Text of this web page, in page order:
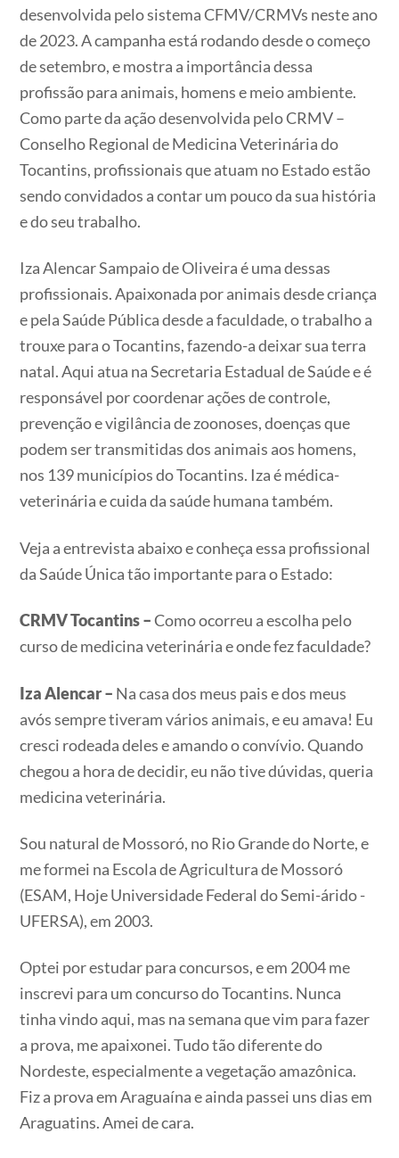
desenvolvida pelo sistema CFMV/CRMVs neste ano
de 2023. A campanha está rodando desde o começo
de setembro, e mostra a importância dessa
profissão para animais, homens e meio ambiente.
Como parte da ação desenvolvida pelo CRMV –
Conselho Regional de Medicina Veterinária do
Tocantins, profissionais que atuam no Estado estão
sendo convidados a contar um pouco da sua história
e do seu trabalho.
Iza Alencar Sampaio de Oliveira é uma dessas
profissionais. Apaixonada por animais desde criança
e pela Saúde Pública desde a faculdade, o trabalho a
trouxe para o Tocantins, fazendo-a deixar sua terra
natal. Aqui atua na Secretaria Estadual de Saúde e é
responsável por coordenar ações de controle,
prevenção e vigilância de zoonoses, doenças que
podem ser transmitidas dos animais aos homens,
nos 139 municípios do Tocantins. Iza é médica-
veterinária e cuida da saúde humana também.
Veja a entrevista abaixo e conheça essa profissional
da Saúde Única tão importante para o Estado:
CRMV Tocantins –Como ocorreu a escolha pelo
curso de medicina veterinária e onde fez faculdade?
Iza Alencar – Na casa dos meus pais e dos meus
avós sempre tiveram vários animais, e eu amava! Eu
cresci rodeada deles e amando o convívio. Quando
chegou a hora de decidir, eu não tive dúvidas, queria
medicina veterinária.
Sou natural de Mossoró, no Rio Grande do Norte, e
me formei na Escola de Agricultura de Mossoró
(ESAM, Hoje Universidade Federal do Semi-árido -
UFERSA), em 2003.
Optei por estudar para concursos, e em 2004 me
inscrevi para um concurso do Tocantins. Nunca
tinha vindo aqui, mas na semana que vim para fazer
a prova, me apaixonei. Tudo tão diferente do
Nordeste, especialmente a vegetação amazônica.
Fiz a prova em Araguaína e ainda passei uns dias em
Araguatins. Amei de cara.